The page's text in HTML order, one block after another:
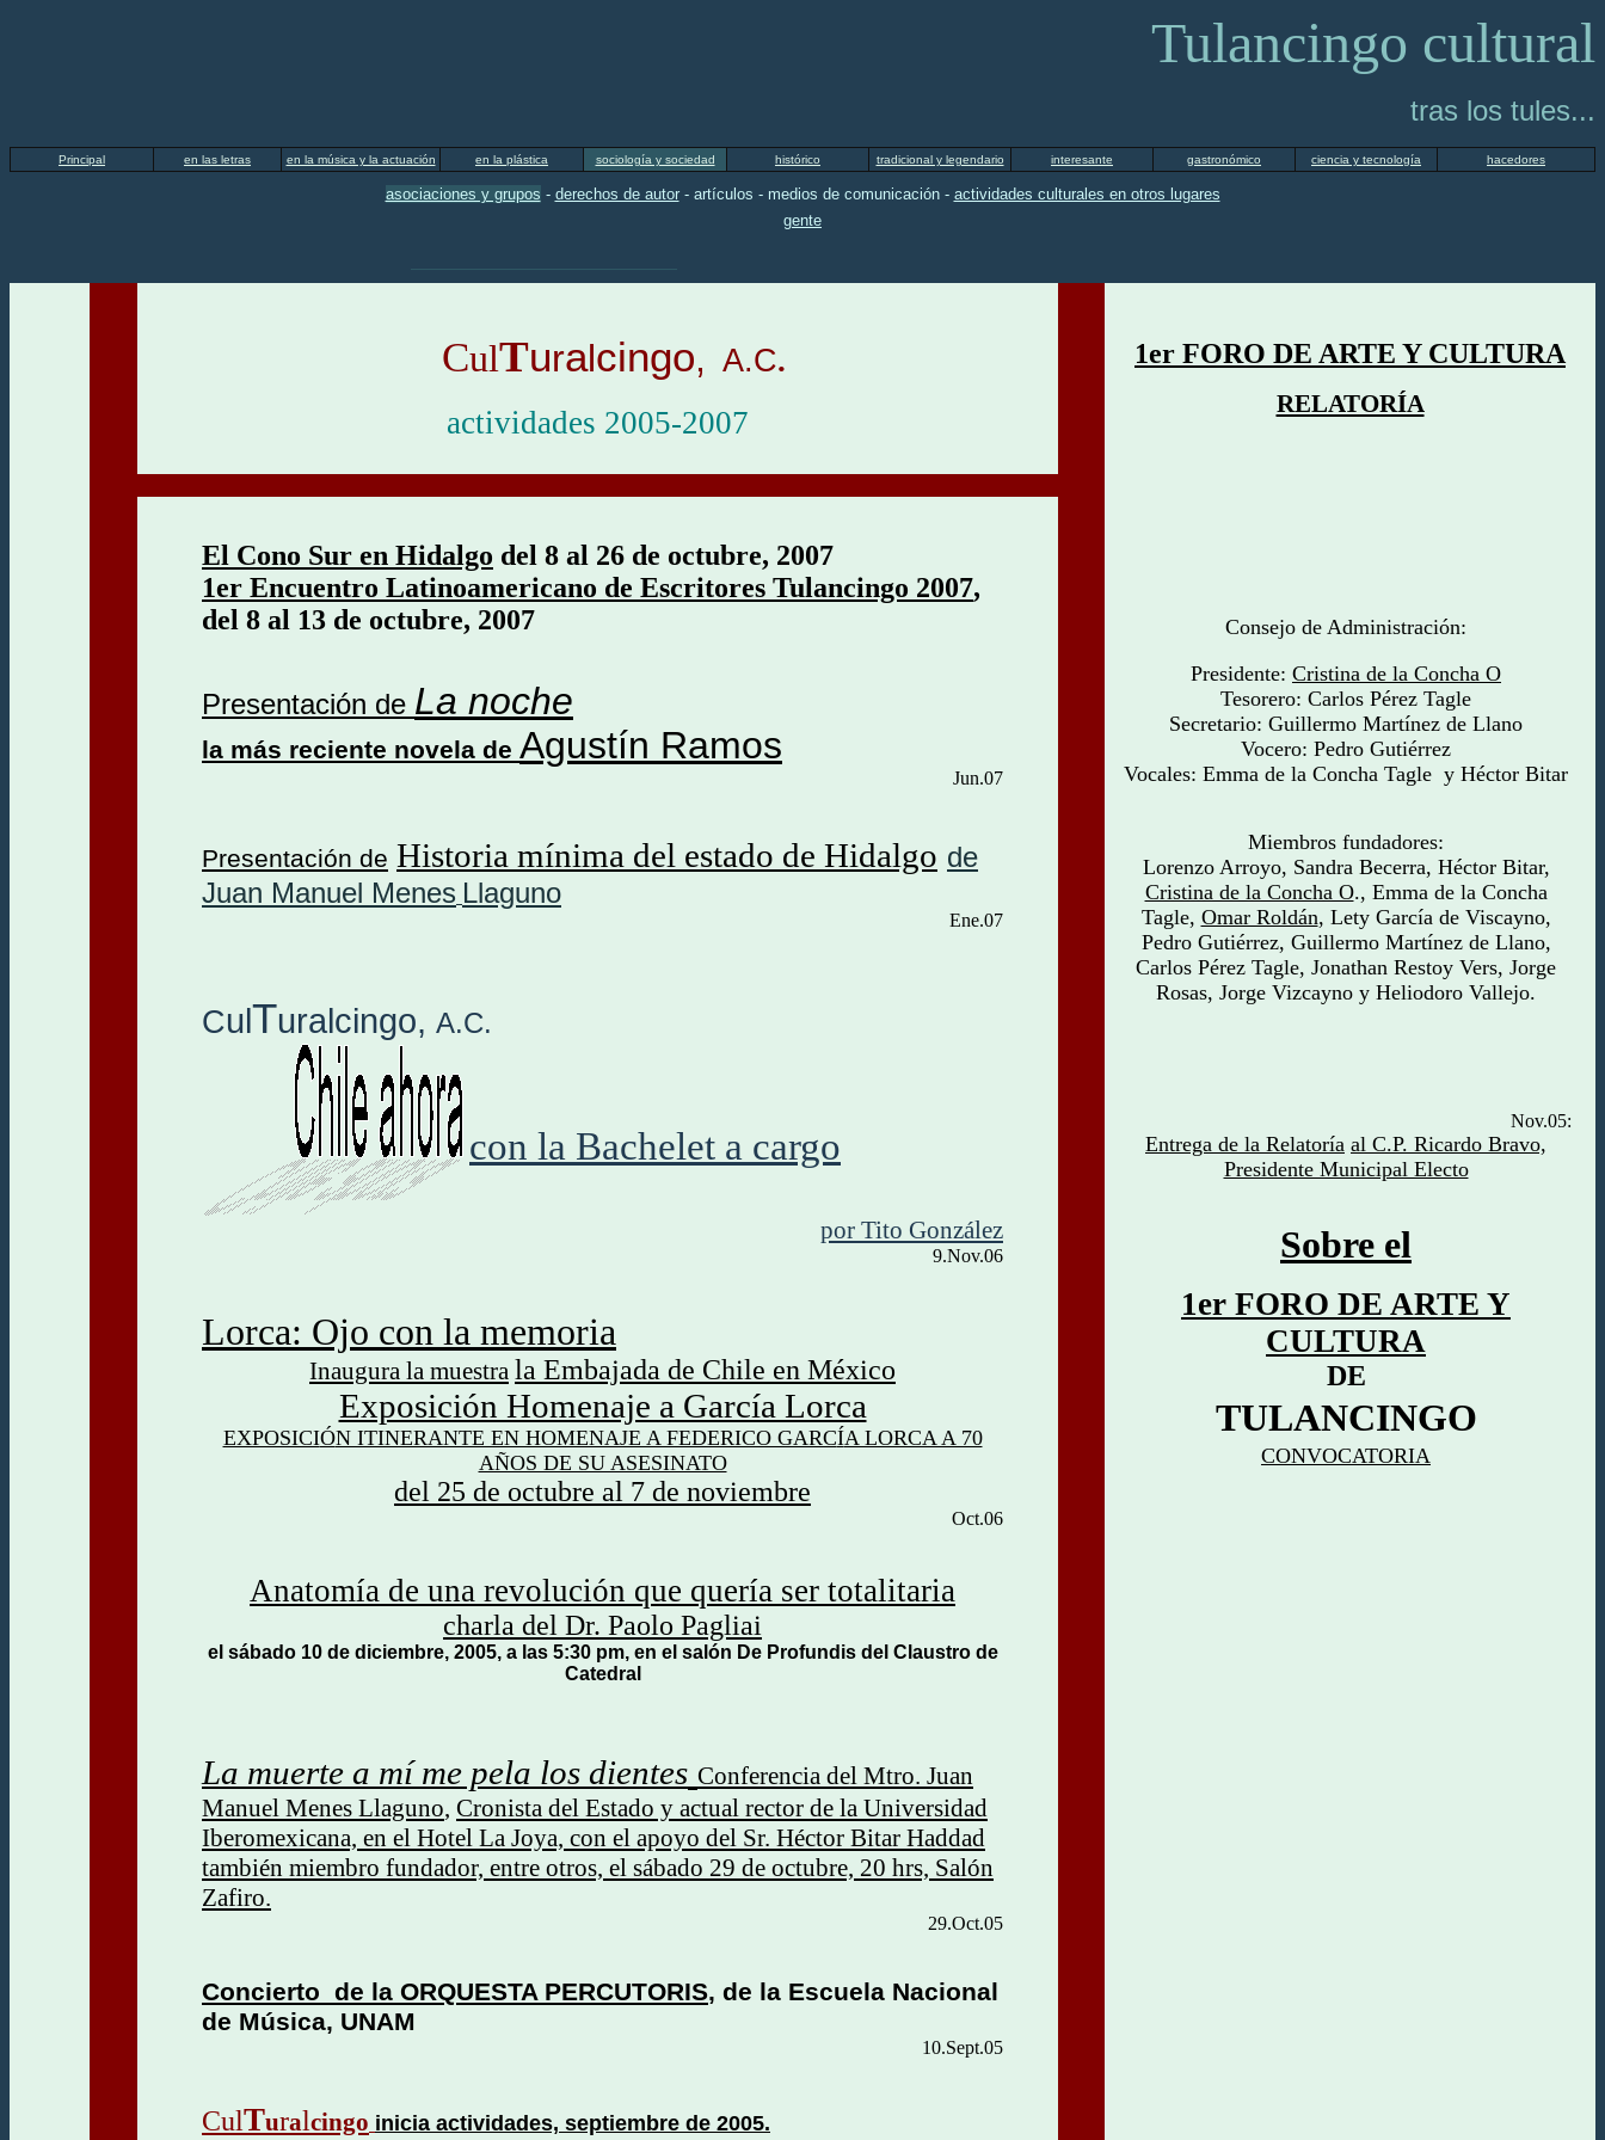
Tulancingo cultural
tras los tules...
Principal en las letras en la música y la actuación en la plástica sociología y sociedad histórico tradicional y legendario interesante gastronómico ciencia y tecnología hacedores
asociaciones y grupos - derechos de autor- artículos - medios de comunicación - actividades culturales en otros lugares
gente
CulTuralcingo, A.C.
actividades 2005-2007
1er FORO DE ARTE Y CULTURA
RELATORÍA
El Cono Sur en Hidalgo del 8 al 26 de octubre, 2007
1er Encuentro Latinoamericano de Escritores Tulancingo 2007,
del 8 al 13 de octubre, 2007
Presentación de La noche
la más reciente novela de Agustín Ramos
Jun.07
Presentación de Historia mínima del estado de Hidalgo de
Juan Manuel Menes Llaguno
Ene.07
CulTuralcingo, A.C.
con la Bachelet a cargo
por Tito González
9.Nov.06
Lorca: Ojo con la memoria
Inaugura la muestra la Embajada de Chile en México
Exposición Homenaje a García Lorca
EXPOSICIÓN ITINERANTE EN HOMENAJE A FEDERICO GARCÍA LORCA A 70
AÑOS DE SU ASESINATO
del 25 de octubre al 7 de noviembre
Oct.06
Anatomía de una revolución que quería ser totalitaria
charla del Dr. Paolo Pagliai
el sábado 10 de diciembre, 2005, a las 5:30 pm, en el salón De Profundis del Claustro de
Catedral
La muerte a mí me pela los dientes Conferencia del Mtro. Juan
Manuel Menes Llaguno, Cronista del Estado y actual rector de la Universidad
Iberomexicana, en el Hotel La Joya, con el apoyo del Sr. Héctor Bitar Haddad
también miembro fundador, entre otros, el sábado 29 de octubre, 20 hrs, Salón
Zafiro.
29.Oct.05
Concierto de la ORQUESTA PERCUTORIS, de la Escuela Nacional
de Música, UNAM
10.Sept.05
CulTuralcingo inicia actividades, septiembre de 2005.
Consejo de Administración:
Presidente: Cristina de la Concha O
Tesorero: Carlos Pérez Tagle
Secretario: Guillermo Martínez de Llano
Vocero: Pedro Gutiérrez
Vocales: Emma de la Concha Tagle y Héctor Bitar
Miembros fundadores:
Lorenzo Arroyo, Sandra Becerra, Héctor Bitar,
Cristina de la Concha O., Emma de la Concha
Tagle, Omar Roldán, Lety García de Viscayno,
Pedro Gutiérrez, Guillermo Martínez de Llano,
Carlos Pérez Tagle, Jonathan Restoy Vers, Jorge
Rosas, Jorge Vizcayno y Heliodoro Vallejo.
Nov.05:
Entrega de la Relatoría al C.P. Ricardo Bravo,
Presidente Municipal Electo
Sobre el
1er FORO DE ARTE Y
CULTURA
DE
TULANCINGO
CONVOCATORIA